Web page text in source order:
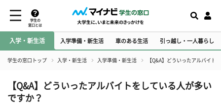
学生の
窓口とは
入学・新生活 入学準備・新生活 車のある生活 引っ越し・一人暮らし
学生の窓口トップ 入学・新生活 入学準備・新生活 【Q&A】どういったアルバイト
【Q&A】どういったアルバイトをしている人が多い
ですか？